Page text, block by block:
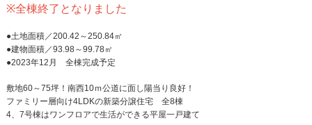
※全棟終了となりました
●土地面積／200.42～250.84㎡
●建物面積／93.98～99.78㎡
●2023年12月 全棟完成予定
敷地60～75坪！南西10ｍ公道に面し陽当り良好！
ファミリー層向け4LDKの新築分譲住宅 全8棟
4、7号棟はワンフロアで生活ができる平屋一戸建て